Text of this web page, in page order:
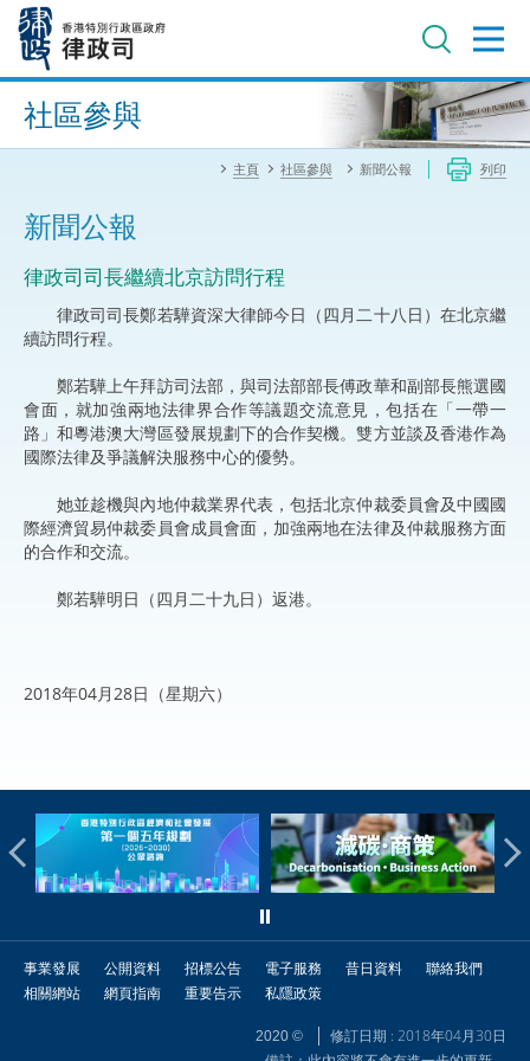
內
進階搜尋
社區參與
主頁 社區參與 新聞公報 列印
新聞公報
律政司司長繼續北京訪問行程
律政司司長鄭若驊資深大律師今日（四月二十八日）在北京繼
續訪問行程。
鄭若驊上午拜訪司法部，與司法部部長傅政華和副部長熊選國
會面，就加強兩地法律界合作等議題交流意見，包括在「一帶一
路」和粵港澳大灣區發展規劃下的合作契機。雙方並談及香港作為
國際法律及爭議解決服務中心的優勢。
她並趁機與內地仲裁業界代表，包括北京仲裁委員會及中國國
際經濟貿易仲裁委員會成員會面，加強兩地在法律及仲裁服務方面
的合作和交流。
鄭若驊明日（四月二十九日）返港。
2018年04月28日（星期六）
事業發展 公開資料 招標公告 電子服務 昔日資料
聯絡我們
相關網站
網頁指南 重要告示 私隱政策
2020 ©
修訂日期 : 2018年04月30日